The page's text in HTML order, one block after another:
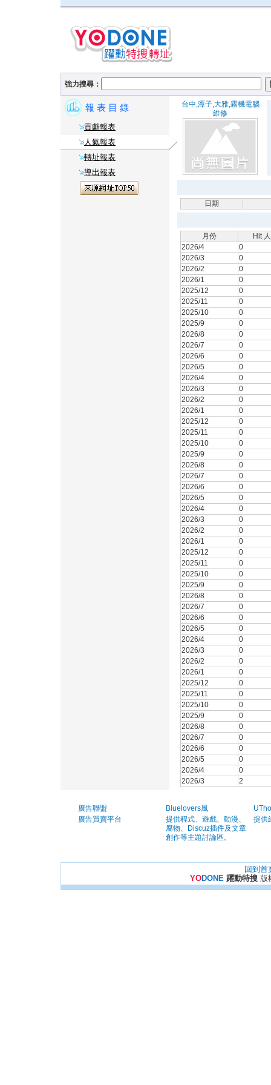
強力搜尋：
報 表 目 錄
貢獻報表
人氣報表
轉址報表
導出報表
台中,潭子,大雅,霧機電腦
維修
日期
月份
Hit
2026/4
0
2026/3
0
2026/2
0
2026/1
0
2025/12
0
2025/11
0
2025/10
0
2025/9
0
2026/8
0
2026/7
0
2026/6
0
2026/5
0
2026/4
0
2026/3
0
2026/2
0
2026/1
0
2025/12
0
2025/11
0
2025/10
0
2025/9
0
2026/8
0
2026/7
0
2026/6
0
2026/5
0
2026/4
0
2026/3
0
2026/2
0
2026/1
0
2025/12
0
2025/11
0
2025/10
0
2025/9
0
2026/8
0
2026/7
0
2026/6
0
2026/5
0
2026/4
0
2026/3
0
2026/2
0
2026/1
0
2025/12
0
2025/11
0
2025/10
0
2025/9
0
2026/8
0
2026/7
0
2026/6
0
2026/5
0
2026/4
0
2026/3
2
廣告聯盟
廣告買賣平台
Bluelovers風
提供程式、遊戲、動漫、
腐物、Discuz插件及文章
創作等主題討論區。
提供
回到首
YODONE 躍動特搜版